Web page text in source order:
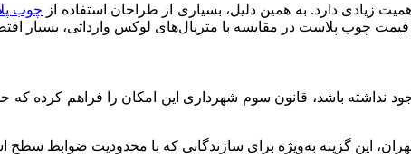
زیادی دارد. به همین دلیل، بسیاری از طراحان استفاده از چوب
قیمت چوب پلاست در مقایسه با متریال‌های لوکس وارداتی، بسیار
این گزینه به‌ویژه برای سازندگانی که با محدودیت ضوابط